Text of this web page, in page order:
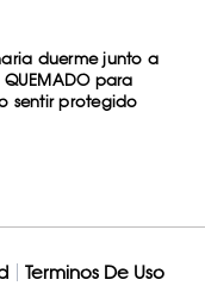
duerme junto a
para
sentir protegido
Terminos De Uso